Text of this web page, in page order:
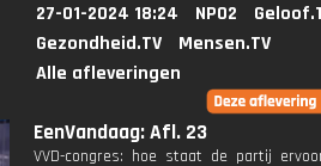
27-01-2024 18:24 NPO2
Gezondheid.TV
Mensen.TV
Alle afleveringen
EenVandaag: Afl. 23
VVD-congres: hoe staat de partij